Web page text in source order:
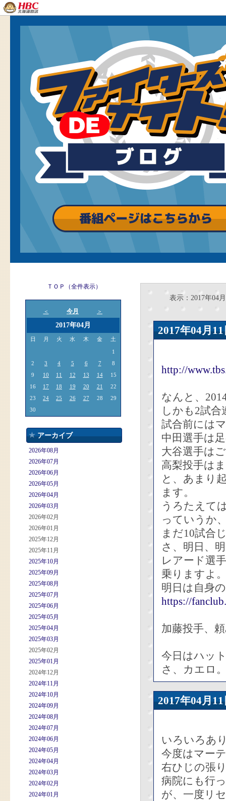
ＴＯＰ（全件表示）
＜ 今月 ＞
2017年04月
日 月 火 水 木 金 土
1
2
3 4 5 6 7
8
9
10 11 12 13 14
15
16
17 18 19 20 21
22
23
24 25 26 27 28
29
30
アーカイブ
2026年08月
2026年07月
2026年06月
2026年05月
2026年04月
2026年03月
2026年02月
2026年01月
2025年12月
2025年11月
2025年10月
2025年09月
2025年08月
2025年07月
2025年06月
2025年05月
2025年04月
2025年03月
2025年02月
2025年01月
2024年12月
2024年11月
2024年10月
2024年09月
2024年08月
2024年07月
2024年06月
2024年05月
2024年04月
2024年03月
2024年02月
2024年01月
表示：2017年04月
2017年04
http://
なんと、
しかも2試
試合前には
中田選手は
大谷選手は
高梨投手は
と、あまり
ます。
うろたえて
っていうか
まだ10試合
さ、明日、
レアード選
乗りますよ
明日は自身
https://
加藤投手、
今日はハッ
さ、カエロ
2017年04
いろいろあ
今度はマー
右ひじの張
病院にも行
が、一度リ